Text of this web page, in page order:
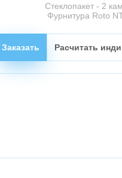
Стеклопакет - 2 кам.
Фурнитура Roto
Заказать Расчитать